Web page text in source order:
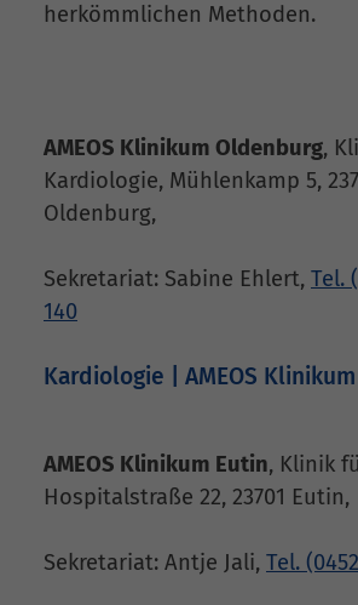
herkömmlichen Methoden.
AMEOS Klinikum Oldenburg,
Kardiologie, Mühlenkamp 5,
Oldenburg,
Sekretariat: Sabine Ehlert, Tel.
140
Kardiologie | AMEOS
AMEOS Klinikum Eutin, Klinik
Hospitalstraße 22, 23701 Eutin,
Sekretariat: Antje Jali, Tel.